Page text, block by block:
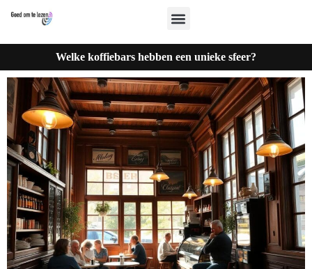
Welke koffiebars hebben een unieke sfeer?